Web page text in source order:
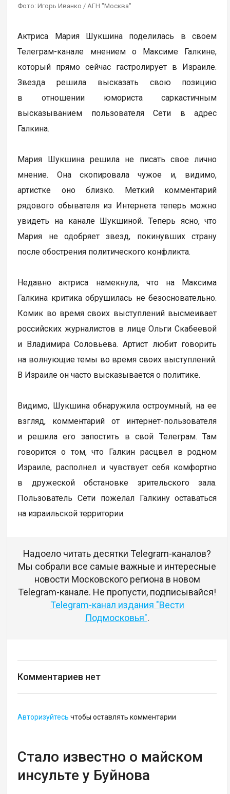
Фото: Игорь Иванко / АГН "Москва"
Актриса Мария Шукшина поделилась в своем
Телеграм-канале мнением о Максиме Галкине,
который прямо сейчас гастролирует в Израиле.
Звезда решила высказать свою позицию
в отношении юмориста саркастичным
высказыванием пользователя Сети в адрес
Галкина.
Мария Шукшина решила не писать свое лично
мнение. Она скопировала чужое и, видимо,
артистке оно близко. Меткий комментарий
рядового обывателя из Интернета теперь можно
увидеть на канале Шукшиной. Теперь ясно, что
Мария не одобряет звезд, покинувших страну
после обострения политического конфликта.
Недавно актриса намекнула, что на Максима
Галкина критика обрушилась не безосновательно.
Комик во время своих выступлений высмеивает
российских журналистов в лице Ольги Скабеевой
и Владимира Соловьева. Артист любит говорить
на волнующие темы во время своих выступлений.
В Израиле он часто высказывается о политике.
Видимо, Шукшина обнаружила остроумный, на ее
взгляд, комментарий от интернет-пользователя
и решила его запостить в свой Телеграм. Там
говорится о том, что Галкин расцвел в родном
Израиле, располнел и чувствует себя комфортно
в дружеской обстановке зрительского зала.
Пользователь Сети пожелал Галкину оставаться
на израильской территории.
Надоело читать десятки Telegram-каналов?
Мы собрали все самые важные и интересные
новости Московского региона в новом
Telegram-канале. Не пропусти, подписывайся!
Telegram-канал издания "Вести
Подмосковья".
Комментариев нет
Авторизуйтесь чтобы оставлять комментарии
Стало известно о майском
инсульте у Буйнова